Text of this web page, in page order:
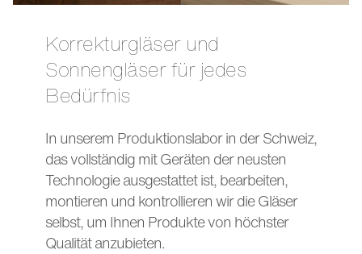
Korrekturgläser und
Sonnengläser für jedes
Bedürfnis
In unserem Produktionslabor in der Schweiz,
das vollständig mit Geräten der neusten
Technologie ausgestattet ist, bearbeiten,
montieren und kontrollieren wir die Gläser
selbst, um Ihnen Produkte von höchster
Qualität anzubieten.